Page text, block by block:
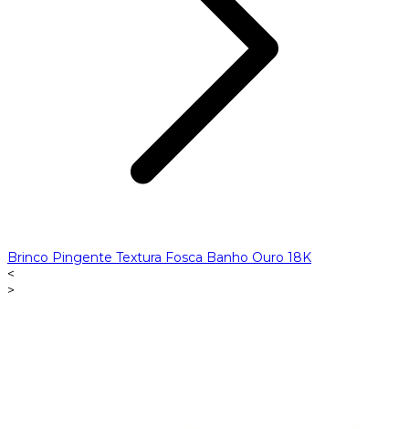
Brinco Pingente Textura Fosca Banho Ouro 18K
<
>